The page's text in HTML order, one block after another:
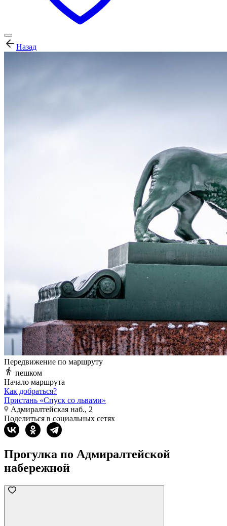
Назад
Передвижение по маршруту
пешком
Начало маршрута
Как добраться?
Пристань «Спуск со львами»
Адмиралтейская наб., 2
Поделиться в социальных сетях
Прогулка по Адмиралтейской
набережной